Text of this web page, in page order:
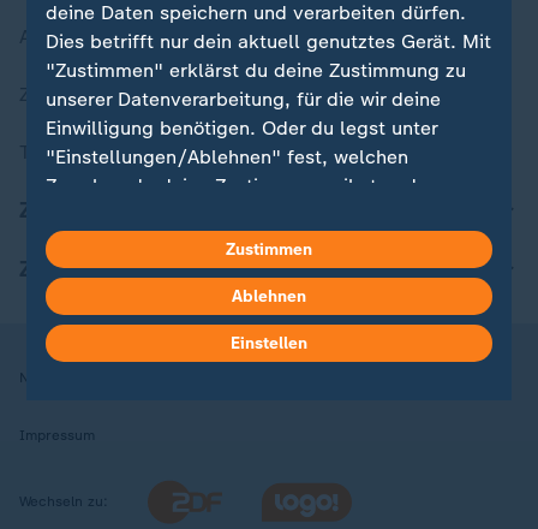
Aktuelle Sendungs-Videos
ZDFheute Stories
Themen im Überblick
ZDFheute Apps
Nutzungsbedingungen
Impressum
Wechseln zu:
deine Daten speichern und verarbeiten dürfen.
Dies betrifft nur dein aktuell genutztes Gerät. Mit
"Zustimmen" erklärst du deine Zustimmung zu
unserer Datenverarbeitung, für die wir deine
Einwilligung benötigen. Oder du legst unter
"Einstellungen/Ablehnen" fest, welchen
Zwecken du deine Zustimmung gibst und
kannst du jederzeit mit Wirkung für die Zukunft
in deinen Einstellungen widerrufen oder ändern.
Hier findest du das Impressum.
Weitere Informationen findest du in unserer
Zustimmen
Ablehnen
Einstellen